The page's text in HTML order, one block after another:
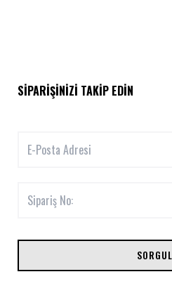
SIPARIŞINIZI TAKIP EDIN